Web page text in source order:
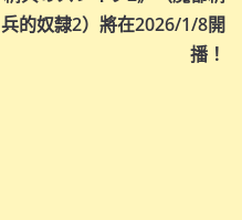
兵的奴隸2）將在2026/1/8開
播！